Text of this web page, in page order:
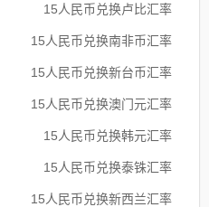
15人民币兑换卢比汇率
15人民币兑换南非币汇率
15人民币兑换新台币汇率
15人民币兑换澳门元汇率
15人民币兑换韩元汇率
15人民币兑换泰铢汇率
15人民币兑换新西兰汇率